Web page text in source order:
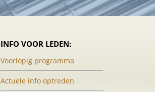
INFO VOOR LEDEN:
Voorlopig programma
Actuele info optreden